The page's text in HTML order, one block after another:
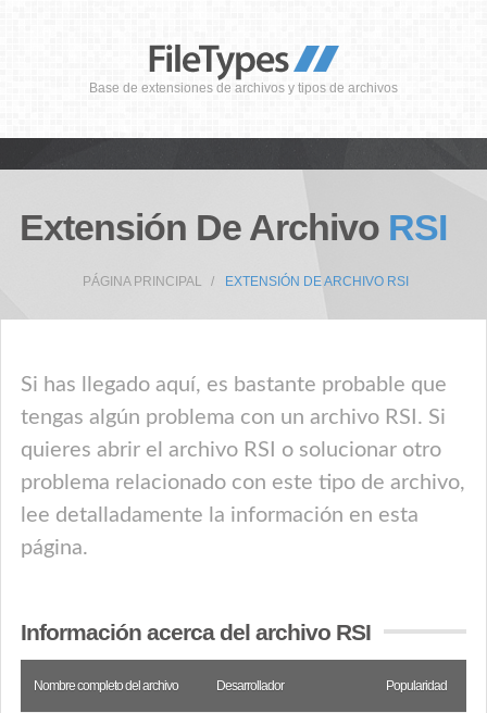
Base de extensiones de archivos y tipos de archivos
Extensión De Archivo RSI
PÁGINA PRINCIPAL EXTENSIÓN DE ARCHIVO RSI
Si has llegado aquí, es bastante probable que
tengas algún problema con un archivo RSI. Si
quieres abrir el archivo RSI o solucionar otro
problema relacionado con este tipo de archivo,
lee detalladamente la información en esta
página.
Información acerca del archivo RSI
Nombre completo del archivo Desarrollador Popularidad